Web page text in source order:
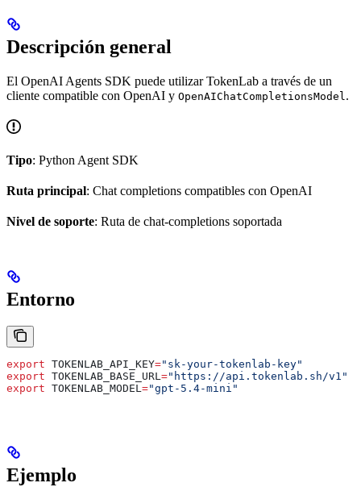
Descripción general
El OpenAI Agents SDK puede utilizar TokenLab a través de un
cliente compatible con OpenAI y OpenAIChatCompletionsModel .
Tipo: Python Agent SDK
Ruta principal: Chat completions compatibles con OpenAI
Nivel de soporte: Ruta de chat-completions soportada
Entorno
export TOKENLAB_API_KEY="sk-your-tokenlab-key"
export TOKENLAB_BASE_URL="https://api.tokenlab.sh/v1"
export TOKENLAB_MODEL="gpt-5.4-mini"
Ejemplo